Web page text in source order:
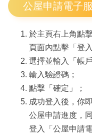
公屋申請電子
於主頁右上角點
頁面內點擊「登入
選擇並輸入「帳
輸入驗證碼；
點擊「確定」；
成功登入後，你
公屋申請進度，
登入「公屋申請